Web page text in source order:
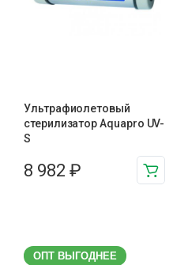
Ультрафиолетовый
стерилизатор Aquapro UV-
S
8 982 ₽
ОПТ ВЫГОДНЕЕ